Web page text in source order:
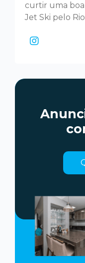
curtir uma boa
Jet Ski pelo